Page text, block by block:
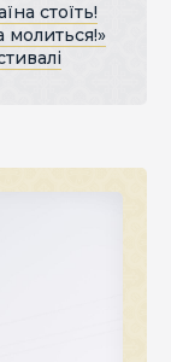
стоїть!
молиться!»